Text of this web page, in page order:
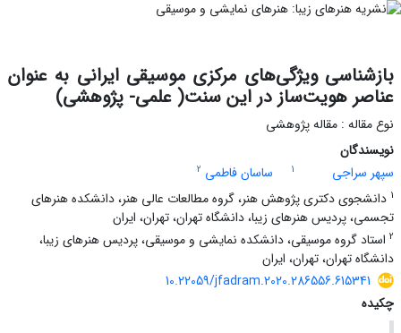
بازشناسی ویژگی‌های مرکزی موسیقی ایرانی به عنوان
عناصر هویت‌ساز در این سنت( علمی- پژوهشی)
نوع مقاله : مقاله پژوهشی
نویسندگان
سپهر سراجی
1 ساسان فاطمی 2
1 دانشجوی دکتری پژوهش هنر، گروه مطالعات عالی هنر، دانشکده هنرهای
تجسمی، پردیس هنرهای زیبا، دانشگاه تهران، تهران، ایران
2 استاد گروه موسیقی، دانشکده نمایشی و موسیقی، پردیس هنرهای زیبا،
دانشگاه تهران، تهران، ایران
10.22059/jfadram.2020.286556.615341
چکیده